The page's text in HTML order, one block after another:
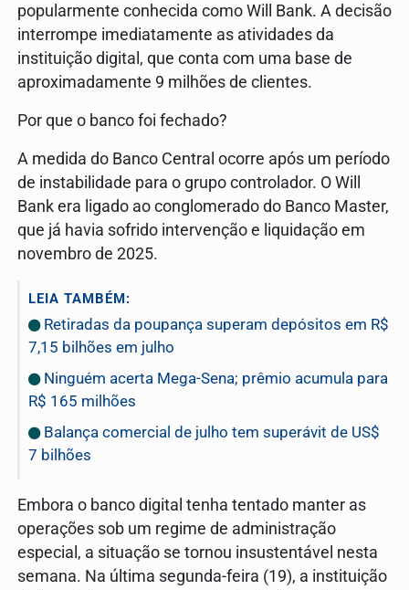
popularmente conhecida como Will Bank. A decisão
interrompe imediatamente as atividades da
instituição digital, que conta com uma base de
aproximadamente 9 milhões de clientes.
Por que o banco foi fechado?
A medida do Banco Central ocorre após um período
de instabilidade para o grupo controlador. O Will
Bank era ligado ao conglomerado do Banco Master,
que já havia sofrido intervenção e liquidação em
novembro de 2025.
LEIA TAMBÉM:
Retiradas da poupança superam depósitos em R$
7,15 bilhões em julho
Ninguém acerta Mega-Sena; prêmio acumula para
R$ 165 milhões
Balança comercial de julho tem superávit de US$
7 bilhões
Embora o banco digital tenha tentado manter as
operações sob um regime de administração
especial, a situação se tornou insustentável nesta
semana. Na última segunda-feira (19), a instituição